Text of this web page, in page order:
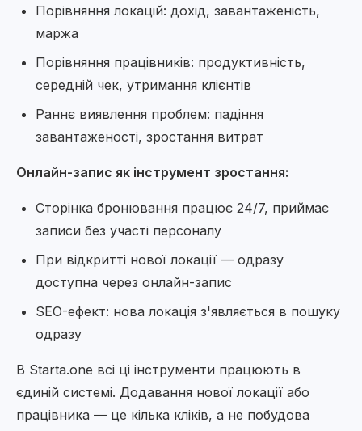
Порівняння локацій: дохід, завантаженість,
маржа
Порівняння працівників: продуктивність,
середній чек, утримання клієнтів
Раннє виявлення проблем: падіння
завантаженості, зростання витрат
Онлайн-запис як інструмент зростання:
Сторінка бронювання працює 24/7, приймає
записи без участі персоналу
При відкритті нової локації — одразу
доступна через онлайн-запис
SEO-ефект: нова локація з'являється в пошуку
одразу
В Starta.one всі ці інструменти працюють в
єдиній системі. Додавання нової локації або
працівника — це кілька кліків, а не побудова